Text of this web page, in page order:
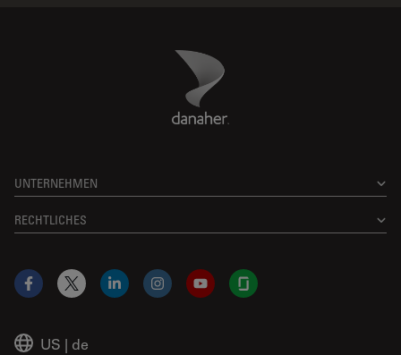
Danaher Logo
UNTERNEHMEN
RECHTLICHES
US | de
Facebook
X LinkedInInstagramYouTubeGlassdoor